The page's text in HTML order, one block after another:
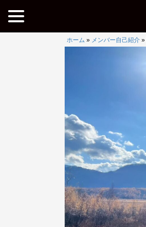
ホーム » メンバー自己紹介»